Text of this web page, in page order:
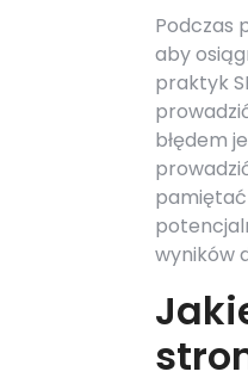
Podczas
aby
praktyk
błędem
wyników